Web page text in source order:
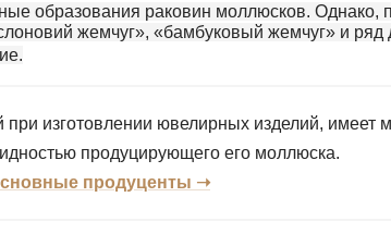
образования раковин моллюсков.
жемчуг», «бамбуковый жемчуг» и ряд
изготовлении ювелирных изделий,
продуцирующего его моллюска.
продуценты ➝